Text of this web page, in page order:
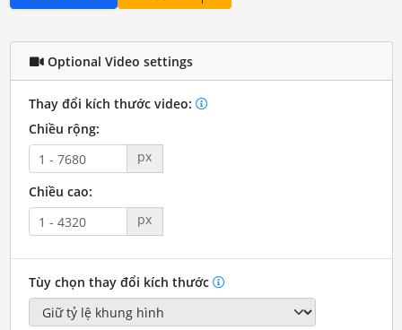
Optional Video settings
Thay đổi kích thước video:
Chiều rộng:
px
Chiều cao:
px
Tùy chọn thay đổi kích thước